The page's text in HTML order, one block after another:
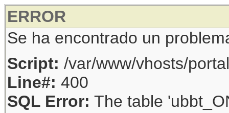
ERROR
Se ha encontrado un
Script: /var/www/vhosts/
Line#: 400
SQL Error: The table